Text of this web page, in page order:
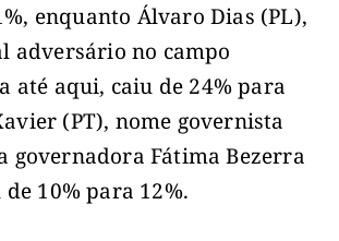
enquanto Álvaro Dias (PL),
adversário no campo
até aqui, caiu de 24% para
(PT), nome governista
governadora Fátima Bezerra
10% para 12%.